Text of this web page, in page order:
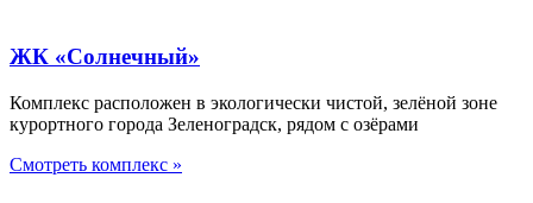
ЖК «Солнечный»
Комплекс расположен в экологически чистой, зелёной зоне
курортного города Зеленоградск, рядом с озёрами
Смотреть комплекс »